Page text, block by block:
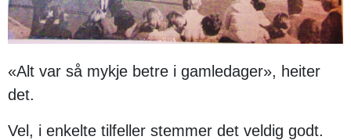
«Alt var så mykje betre i gamledager», heiter
det.
Vel, i enkelte tilfeller stemmer det veldig godt.